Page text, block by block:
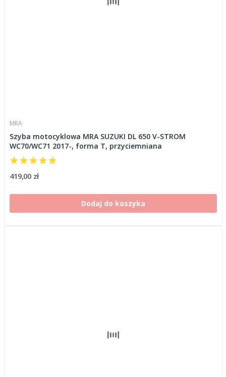
MRA
Szyba motocyklowa MRA SUZUKI DL 650 V-STROM
WC70/WC71 2017-, forma T, przyciemniana
419,00 zł
Dodaj do koszyka